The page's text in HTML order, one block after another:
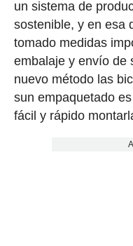
un sistema de
sostenible, y en esa
tomado medidas
embalaje y envío de
nuevo método las
sun empaquetado
fácil y rápido